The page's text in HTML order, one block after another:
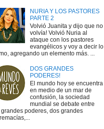
NURIA Y LOS PASTORES
PARTE 2
Volvió Juanita y dijo que no
volvía! Volvió Nuria al
ataque con los pastores
evangélicos y voy a decir lo
agregando un elemento más. ...
DOS GRANDES
PODERES!
El mundo hoy se encuentra
en medio de un mar de
confusión, la sociedad
mundial se debate entre
poderes, dos grandes